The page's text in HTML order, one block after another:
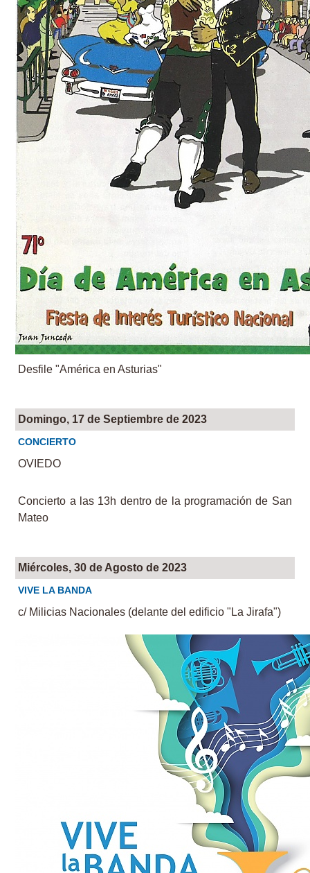
Desfile "América en Asturias"
Domingo, 17 de Septiembre de 2023
CONCIERTO
OVIEDO
Concierto a las 13h dentro de la programación de San
Mateo
Miércoles, 30 de Agosto de 2023
VIVE LA BANDA
c/ Milicias Nacionales (delante del edificio "La Jirafa")